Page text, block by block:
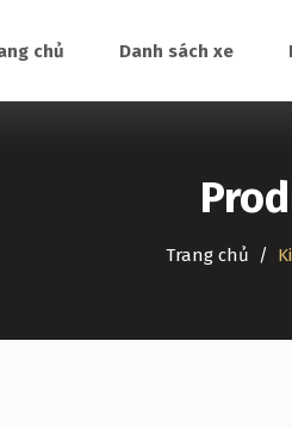
chủ Danh sách xe
Trang chủ